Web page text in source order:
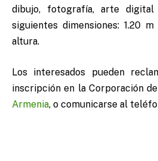
dibujo, fotografía, arte digital
siguientes dimensiones: 1.20
altura.
Los interesados pueden
inscripción en la Corporación
Armenia, o comunicarse al